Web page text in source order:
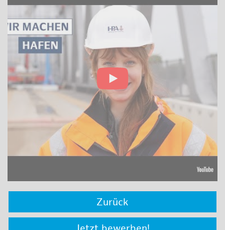
Zurück